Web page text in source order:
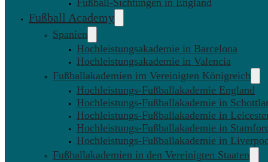
Fußball Academy
Spanien
Hochleistungsakademie in Barcelona
Hochleistungsakademie in Valencia
Fußballakademien im Vereinigten Königreich
Hochleistungs-Fußballakademie England
Hochleistungs-Fußballakademie in
Hochleistungs-Fußballakademie in
Hochleistungs-Fußballakademie in
Hochleistungs-Fußballakademie in
Fußballakademien in den Vereinigten Staaten